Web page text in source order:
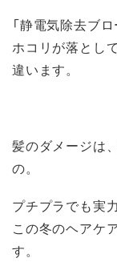
「静電気除去ブ
ホコリが落とし
違います。
髪のダメージは
の。
プチプラでも実
この冬のヘアケ
す。